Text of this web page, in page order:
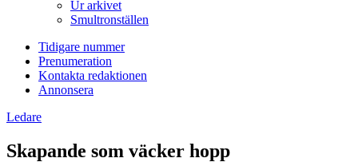
Ur arkivet
Smultronställen
Tidigare nummer
Prenumeration
Kontakta redaktionen
Annonsera
Ledare
Skapande som väcker hopp